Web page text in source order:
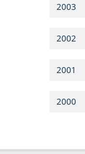
2003
2002
2001
2000